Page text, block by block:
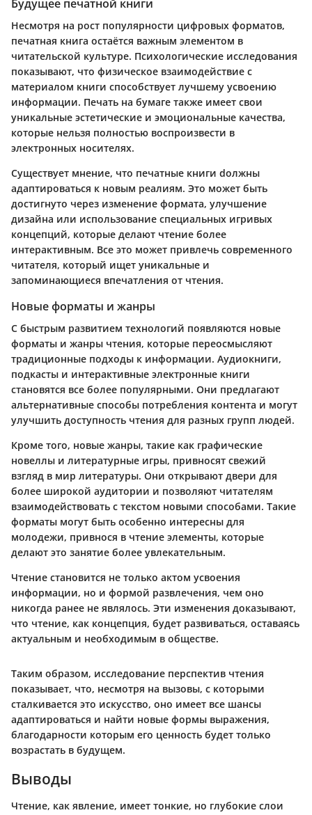
Будущее печатной книги
Несмотря на рост популярности цифровых форматов,
печатная книга остаётся важным элементом в
читательской культуре. Психологические исследования
показывают, что физическое взаимодействие с
материалом книги способствует лучшему усвоению
информации. Печать на бумаге также имеет свои
уникальные эстетические и эмоциональные качества,
которые нельзя полностью воспроизвести в
электронных носителях.
Существует мнение, что печатные книги dолжны
адаптироваться к новым реалиям. Это может быть
достигнуто через изменение формата, улучшение
дизайна или использование специальных игривых
концепций, которые делают чтение более
интерактивным. Все это может привлечь современного
читателя, который ищет уникальные и
запоминающиеся впечатления от чтения.
Новые форматы и жанры
С быстрым развитием технологий появляются новые
форматы и жанры чтения, которые переосмысляют
традиционные подходы к информации. Аудиокниги,
подкасты и интерактивные электронные книги
становятся все более популярными. Они предлагают
альтернативные способы потребления контента и могут
улучшить доступность чтения для разных групп людей.
Кроме того, новые жанры, такие как графические
новеллы и литературные игры, привносят свежий
взгляд в мир литературы. Они открывают двери для
более широкой аудитории и позволяют читателям
взаимодействовать с текстом новыми способами. Такие
форматы могут быть особенно интересны для
молодежи, привнося в чтение элементы, которые
делают это занятие более увлекательным.
Чтение становится не только актом усвоения
информации, но и формой развлечения, чем оно
никогда ранее не являлось. Эти изменения доказывают,
что чтение, как концепция, будет развиваться, оставаясь
актуальным и необходимым в обществе.
Таким образом, исследование перспектив чтения
показывает, что, несмотря на вызовы, с которыми
сталкивается это искусство, оно имеет все шансы
адаптироваться и найти новые формы выражения,
благодарности которым его ценность будет только
возрастать в будущем.
Выводы
Чтение, как явление, имеет тонкие, но глубокие слои